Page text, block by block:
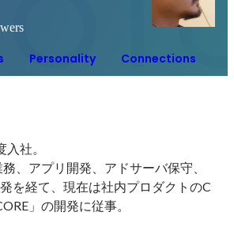
Personality Connections
入社。
、アプリ開発、アドサーバ保守、
を経て、現在は社内プロダクトのC
」の開発に従事。